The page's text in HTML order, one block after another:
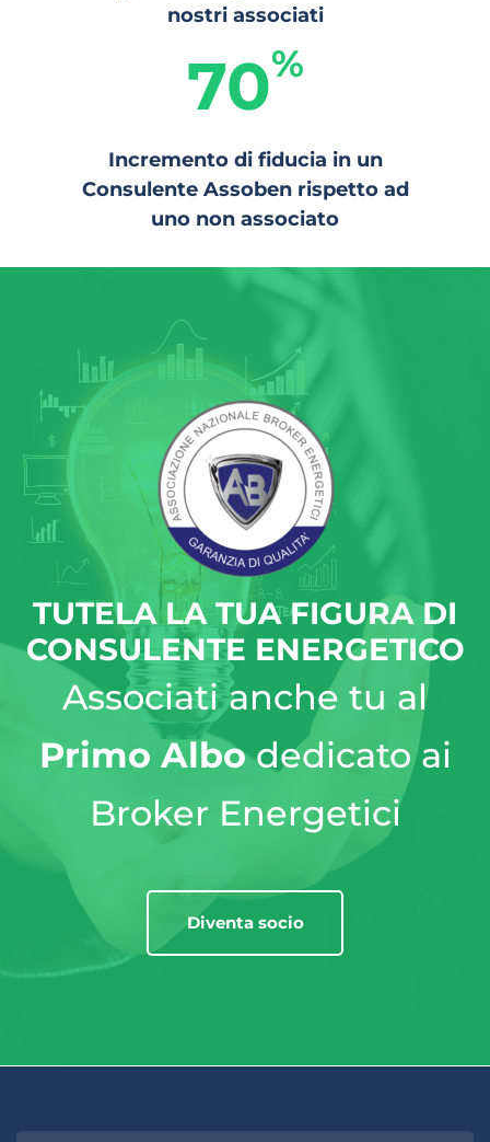
nostri associati
70%
Incremento di fiducia in un
Consulente Assoben rispetto ad
uno non associato
TUTELA LA TUA FIGURA DI
CONSULENTE ENERGETICO
Associati anche tu al
Primo Albodedicato ai
Broker Energetici
Diventa socio